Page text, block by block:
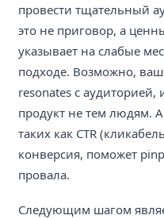
провести тщательный
это не приговор, а
указывает на слабые
подходе. Возможно,
resonates с аудиторией,
продукт не тем людям.
таких как CTR
конверсия, поможет
провала.
Следующим шагом